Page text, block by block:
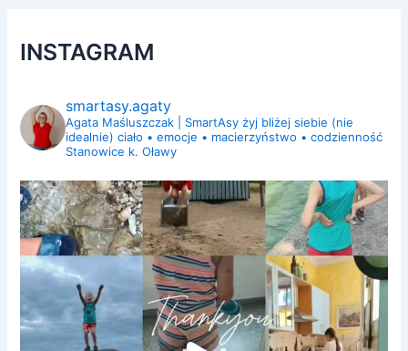
INSTAGRAM
smartasy.agaty
Agata Maśluszczak | SmartAsy żyj bliżej siebie (nie
idealnie) ciało • emocje • macierzyństwo • codzienność
Stanowice k. Oławy